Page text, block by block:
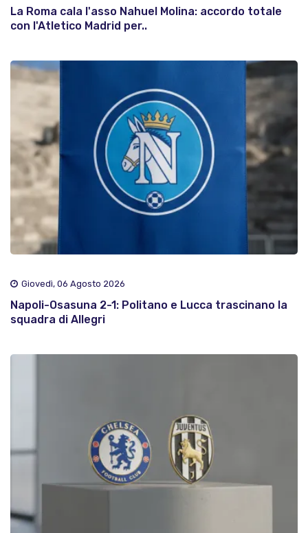
La Roma cala l'asso Nahuel Molina: accordo totale
con l'Atletico Madrid per..
Giovedì, 06 Agosto 2026
Napoli-Osasuna 2-1: Politano e Lucca trascinano la
squadra di Allegri